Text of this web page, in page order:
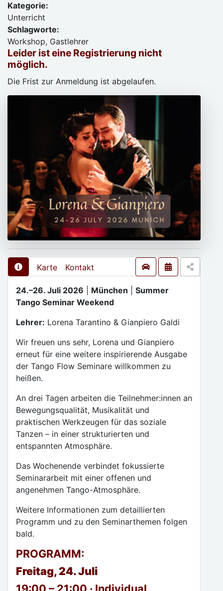
Kategorie:
Unterricht
Schlagworte:
Workshop, Gastlehrer
Leider ist eine Registrierung nicht
möglich.
Die Frist zur Anmeldung ist abgelaufen.
Karte Kontakt
24.–26. Juli 2026 München
Summer
Tango Seminar Weekend
Lehrer: Lorena Tarantino & Gianpiero Galdi
Wir freuen uns sehr, Lorena und Gianpiero
erneut für eine weitere inspirierende Ausgabe
der Tango Flow Seminare willkommen zu
heißen.
An drei Tagen arbeiten die Teilnehmer:innen an
Bewegungsqualität, Musikalität und
praktischen Werkzeugen für das soziale
Tanzen – in einer strukturierten und
entspannten Atmosphäre.
Das Wochenende verbindet fokussierte
Seminararbeit mit einer offenen und
angenehmen Tango-Atmosphäre.
Weitere Informationen zum detaillierten
Programm und zu den Seminarthemen folgen
bald.
PROGRAMM:
Freitag, 24. Juli